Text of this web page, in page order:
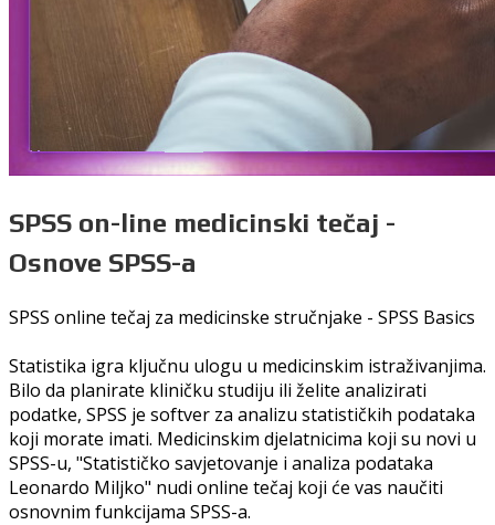
SPSS on-line medicinski tečaj -
Osnove SPSS-a
SPSS online tečaj za medicinske stručnjake - SPSS Basics
Statistika igra ključnu ulogu u medicinskim istraživanjima.
Bilo da planirate kliničku studiju ili želite analizirati
podatke, SPSS je softver za analizu statističkih podataka
koji morate imati. Medicinskim djelatnicima koji su novi u
SPSS-u, "Statističko savjetovanje i analiza podataka
Leonardo Miljko" nudi online tečaj koji će vas naučiti
osnovnim funkcijama SPSS-a.